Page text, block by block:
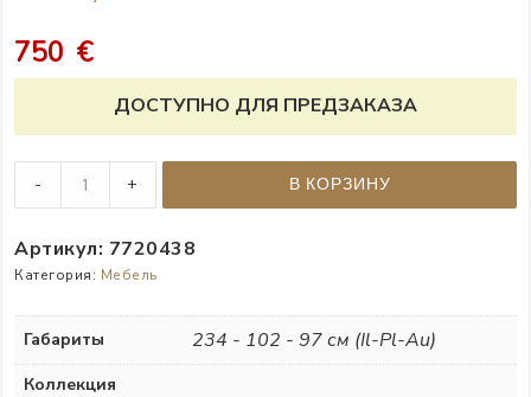
КОРОЛЕВСКАЯ МЕБЕЛЬ |
АМЕРИКАНСКАЯ МЕБЕЛЬ
ASHLEY
750 €
ДОСТУПНО ДЛЯ ПРЕДЗАКАЗА
quantity
- + В КОРЗИНУ
Артикул: 7720438
Категория: Мебель
Габариты 234 - 102 - 97 см (Il-Pl-Au)
Коллекция